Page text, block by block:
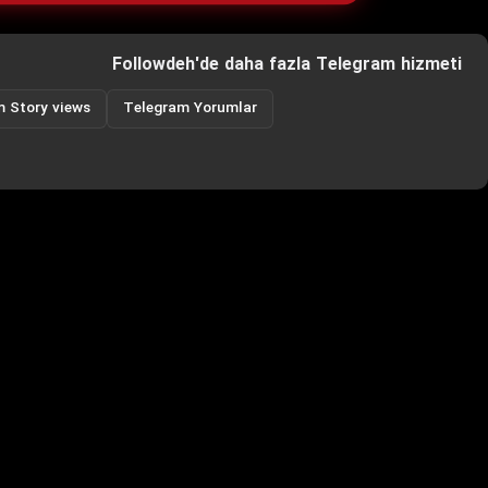
Followdeh'de daha fazla Telegram hizmeti
Story views
Telegram Yorumlar